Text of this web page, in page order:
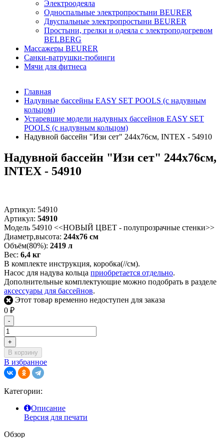
Электроодеяла
Односпальные электропростыни BEURER
Двуспальные электропростыни BEURER
Простыни, грелки и одеяла с электроподогревом
BELBERG
Массажеры BEURER
Санки-ватрушки-тюбинги
Мячи для фитнеса
Главная
Надувные бассейны EASY SET POOLS (с надувным
кольцом)
Устаревшие модели надувных бассейнов EASY SET
POOLS (с надувным кольцом)
Надувной бассейн "Изи сет" 244х76см, INTEX - 54910
Надувной бассейн "Изи сет" 244х76см,
INTEX - 54910
Артикул: 54910
Артикул: 54910
Модель 54910 <<НОВЫЙ ЦВЕТ - полупрозрачные стенки>>
Диаметр,высота: 244х76 см
Объём(80%): 2419 л
Вес: 6,4 кг
В комплекте инструкция, коробка(//см).
Насос для надува кольца приобретается отдельно.
Дополнительные комплектующие можно подобрать в разделе
аксессуары для бассейнов.
Этот товар временно недоступен для заказа
0 ₽
-
+
В корзину
В избранное
Категории:
Описание
Версия для печати
Обзор